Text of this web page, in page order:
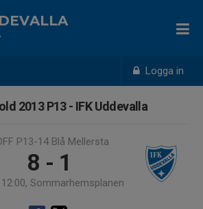
Logga in
2013 P13 - IFK Uddevalla
P13-14 Blå Mellersta
8 - 1
12:00, Sommarhemsplanen